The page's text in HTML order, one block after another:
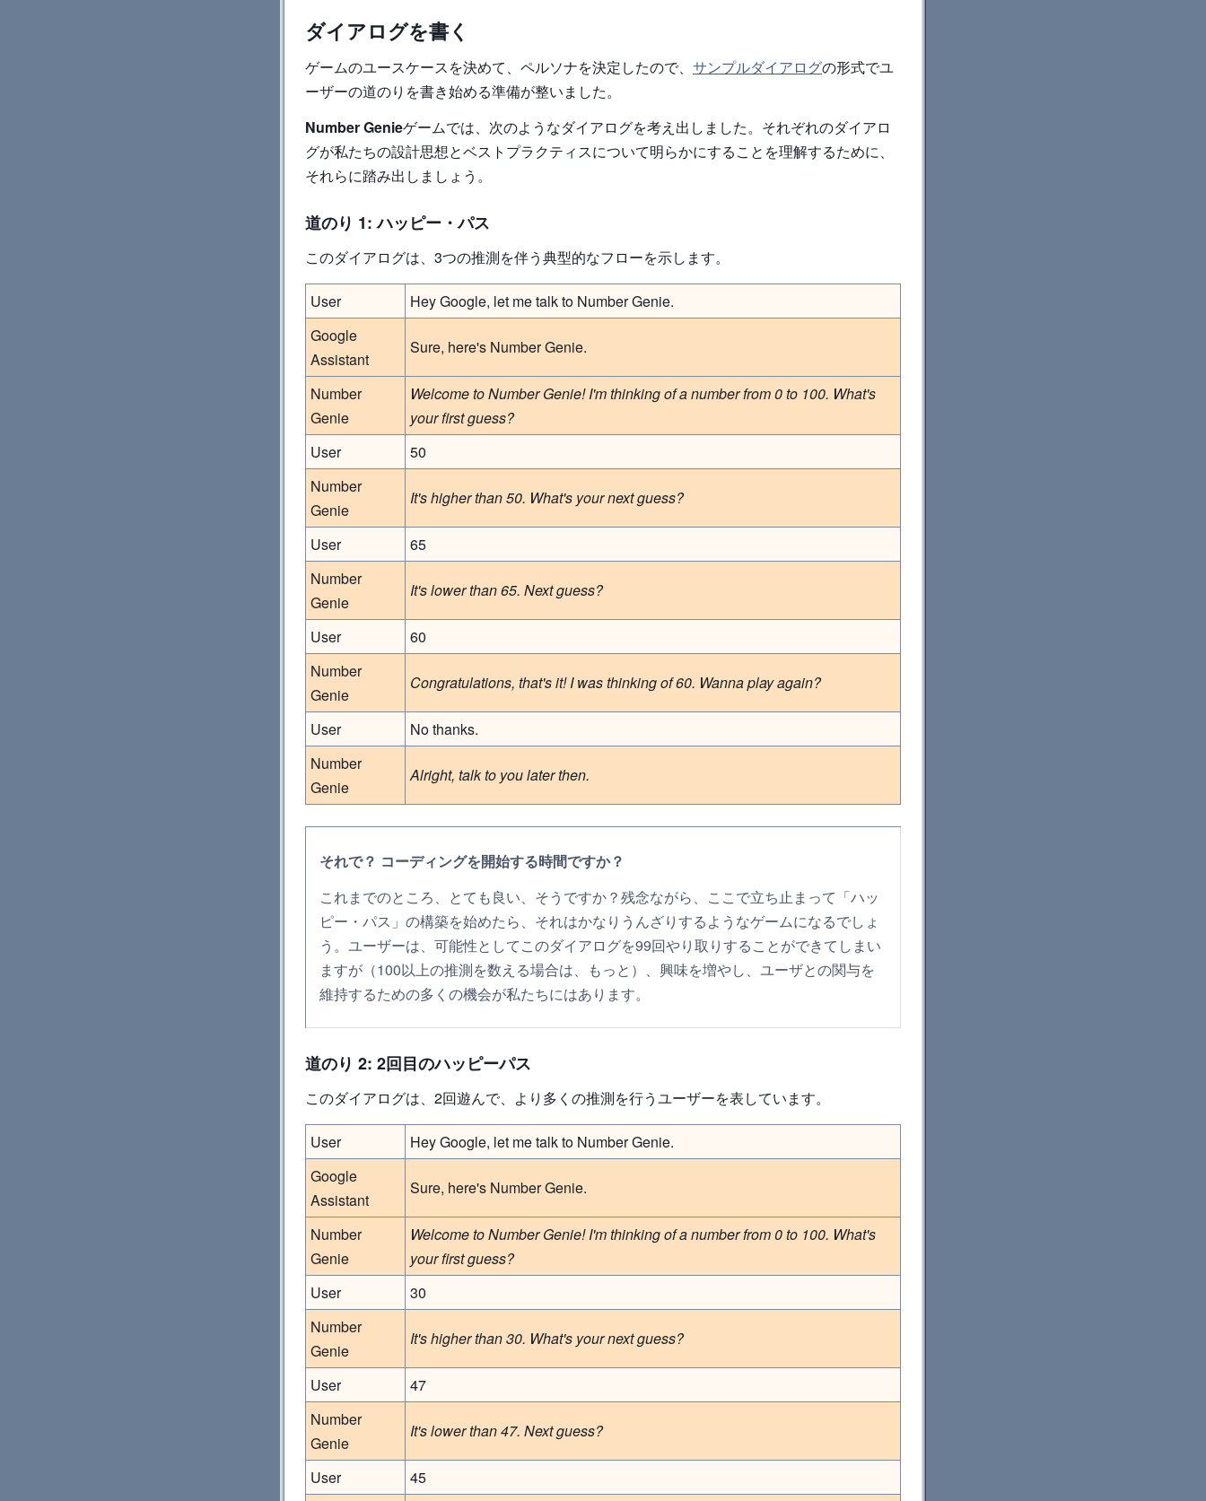
ダイアログを書く
ゲームのユースケースを決めて、ペルソナを決定したので、 サンプルダイアログの形式でユ
ーザーの道のりを書き始める準備が整いました。
Number Genieゲームでは、次のようなダイアログを考え出しました。それぞれのダイアロ
グが私たちの設計思想とベストプラクティスについて明らかにすることを理解するために、
それらに踏み出しましょう。
道のり 1: ハッピー・パス
このダイアログは、3つの推測を伴う典型的なフローを示します。
User
Hey Google, let me talk to Number Genie.
Google
Assistant
Sure, here's Number Genie.
Number
Genie
Welcome to Number Genie! I'm thinking of a number from 0 to 100. What's
your first guess?
User
50
Number
Genie
It's higher than 50. What's your next guess?
User
65
Number
Genie
It's lower than 65. Next guess?
User
60
Number
Genie
Congratulations, that's it! I was thinking of 60. Wanna play again?
User
No thanks.
Number
Genie
Alright, talk to you later then.
それで？ コーディングを開始する時間ですか？
これまでのところ、とても良い、そうですか？残念ながら、ここで立ち止まって「ハッ
ピー・パス」の構築を始めたら、それはかなりうんざりするようなゲームになるでしょ
う。ユーザーは、可能性としてこのダイアログを99回やり取りすることができてしまい
ますが（100以上の推測を数える場合は、もっと）、興味を増やし、ユーザとの関与を
維持するための多くの機会が私たちにはあります。
道のり 2: 2回目のハッピーパス
このダイアログは、2回遊んで、より多くの推測を行うユーザーを表しています。
User
Hey Google, let me talk to Number Genie.
Google
Assistant
Sure, here's Number Genie.
Number
Genie
Welcome to Number Genie! I'm thinking of a number from 0 to 100. What's
your first guess?
User
30
Number
Genie
It's higher than 30. What's your next guess?
User
47
Number
Genie
It's lower than 47. Next guess?
User 45